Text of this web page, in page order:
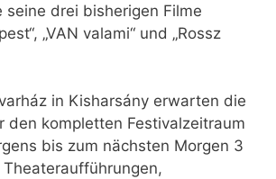
seine drei bisherigen Filme
„VAN valami“ und „Rossz
in Kisharsány erwarten die
den kompletten Festivalzeitraum
bis zum nächsten Morgen 3